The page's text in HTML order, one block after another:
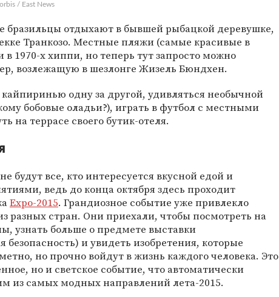
/ East News
бразильцы отдыхают в бывшей рыбацкой деревушке,
Транкозо. Местные пляжи (самые красивые в
в 1970-х хиппи, но теперь тут запросто можно
возлежащую в шезлонге Жизель Бюндхен.
одну за другой, удивляться необычной
бобовые оладьи?), играть в футбол с местными
на террасе своего бутик-отеля.
будут все, кто интересуется вкусной едой и
ведь до конца октября здесь проходит
Expo-2015. Грандиозное событие уже привлекло
разных стран. Они приехали, чтобы посмотреть на
узнать больше о предмете выставки
безопасность) и увидеть изобретения, которые
но прочно войдут в жизнь каждого человека. Это
но и светское событие, что автоматически
из самых модных направлений лета-2015.